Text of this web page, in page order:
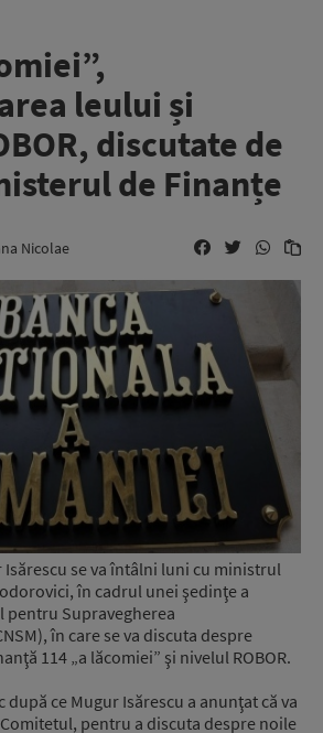
leului și
discutate de
de Finanțe
Nicolae
se va întâlni luni cu ministrul
în cadrul unei şedinţe a
Supravegherea
în care se va discuta despre
114 „a lăcomiei” şi nivelul ROBOR.
după ce Mugur Isărescu a anunţat că va
pentru a discuta despre noile